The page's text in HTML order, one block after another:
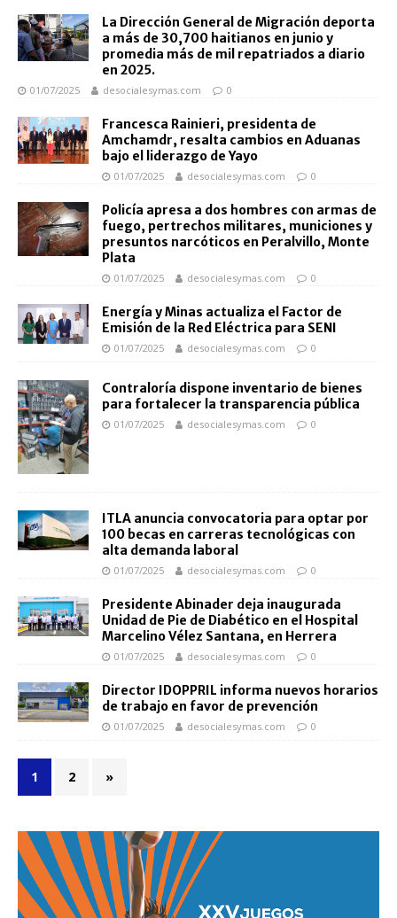
La Dirección General de Migración deporta
a más de 30,700 haitianos en junio y
promedia más de mil repatriados a diario
en 2025.
01/07/2025 desocialesymas.com 0
Francesca Rainieri, presidenta de
Amchamdr, resalta cambios en Aduanas
bajo el liderazgo de Yayo
01/07/2025 desocialesymas.com 0
Policía apresa a dos hombres con armas de
fuego, pertrechos militares, municiones y
presuntos narcóticos en Peralvillo, Monte
Plata
01/07/2025 desocialesymas.com 0
Energía y Minas actualiza el Factor de
Emisión de la Red Eléctrica para SENI
01/07/2025 desocialesymas.com 0
Contraloría dispone inventario de bienes
para fortalecer la transparencia pública
01/07/2025 desocialesymas.com 0
ITLA anuncia convocatoria para optar por
100 becas en carreras tecnológicas con
alta demanda laboral
01/07/2025 desocialesymas.com 0
Presidente Abinader deja inaugurada
Unidad de Pie de Diabético en el Hospital
Marcelino Vélez Santana, en Herrera
01/07/2025 desocialesymas.com 0
Director IDOPPRIL informa nuevos horarios
de trabajo en favor de prevención
01/07/2025 desocialesymas.com 0
1 2 »